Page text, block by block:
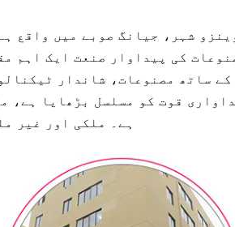
کی پیداوار صنعت ایک اہم
ساتھ مصنوعات، شاندار
قوت کو مسلسل بڑھایا
ہے۔ ملکی اور غیر